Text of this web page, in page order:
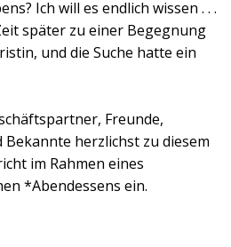
Ich will es endlich wissen . . .
später zu einer Begegnung
und die Suche hatte ein
Freunde,
herzlichst zu diesem
im Rahmen eines
*Abendessens ein.